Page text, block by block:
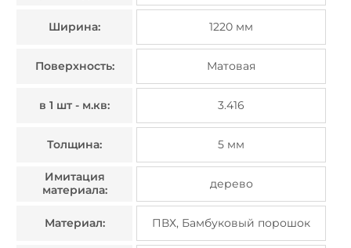
Ширина: 1220 мм
Поверхность: Матовая
в 1 шт - м.кв: 3.416
Толщина: 5 мм
Имитация
материала:
дерево
Материал: ПВХ, Бамбуковый порошок